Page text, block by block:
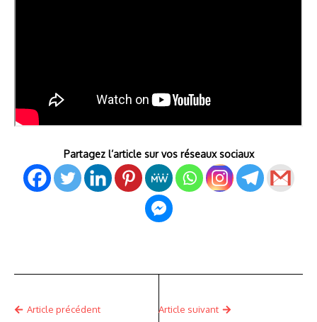
Partagez l’article sur vos réseaux sociaux
Article précédent Article suivant